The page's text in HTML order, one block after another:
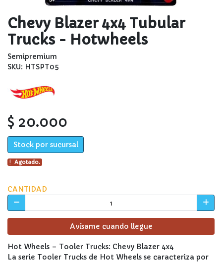
Chevy Blazer 4x4 Tubular
Trucks - Hotwheels
Semipremium
SKU: HTSPT05
$ 20.000
Stock por sucursal
Agotado.
CANTIDAD
Avísame cuando llegue
Hot Wheels – Tooler Trucks: Chevy Blazer 4x4
La serie Tooler Trucks de Hot Wheels se caracteriza por